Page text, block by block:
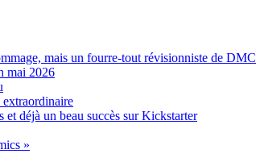
mais un fourre-tout révisionniste de DMC
mai 2026
extraordinaire
déjà un beau succès sur Kickstarter
»